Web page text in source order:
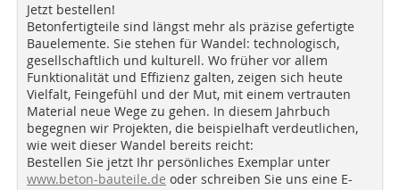
Jetzt bestellen!
Betonfertigteile sind längst mehr als präzise gefertigte
Bauelemente. Sie stehen für Wandel: technologisch,
gesellschaftlich und kulturell. Wo früher vor allem
Funktionalität und Effizienz galten, zeigen sich heute
Vielfalt, Feingefühl und der Mut, mit einem vertrauten
Material neue Wege zu gehen. In diesem Jahrbuch
begegnen wir Projekten, die beispielhaft verdeutlichen,
wie weit dieser Wandel bereits reicht:
Bestellen Sie jetzt Ihr persönliches Exemplar unter
www.beton-bauteile.de oder schreiben Sie uns eine E-